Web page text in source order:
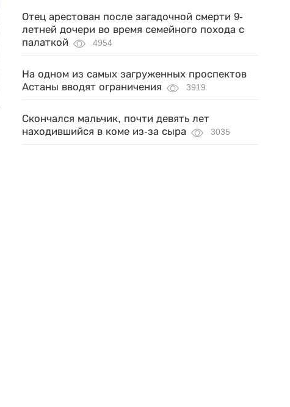
Отец арестован после загадочной смерти 9-
летней дочери во время семейного похода с
палаткой
4954
На одном из самых загруженных проспектов
Астаны вводят ограничения
3919
Скончался мальчик, почти девять лет
находившийся в коме из-за сыра
3035